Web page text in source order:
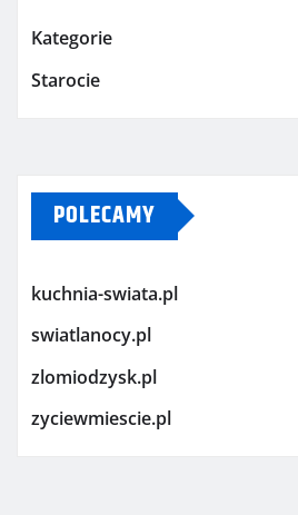
Kategorie
Starocie
POLECAMY
kuchnia-swiata.pl
swiatlanocy.pl
zlomiodzysk.pl
zyciewmiescie.pl